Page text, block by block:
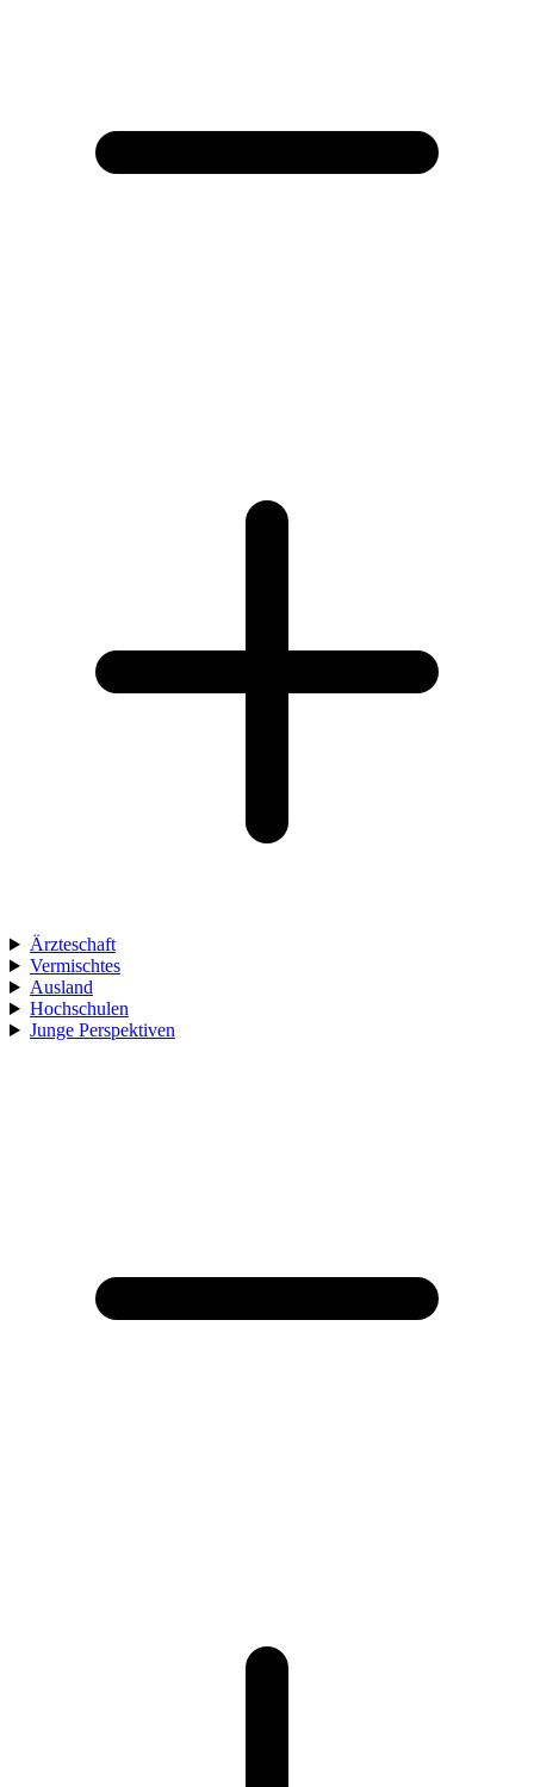
Ärzteschaft
Vermischtes
Ausland
Hochschulen
Junge Perspektiven